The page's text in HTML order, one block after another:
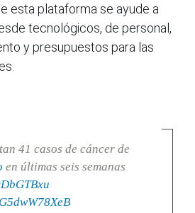
esta plataforma se ayude a
tecnológicos, de personal,
y presupuestos para las
41 casos de cáncer de
en últimas seis semanas